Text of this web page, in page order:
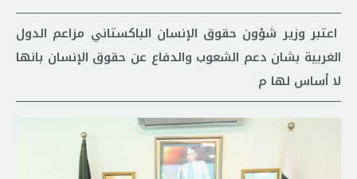
اعتبر وزير شؤون حقوق الإنسان الباكستاني مزاعم الدول
الغربية بشان دعم الشعوب والدفاع عن حقوق الإنسان بانها
لا أساس لها م